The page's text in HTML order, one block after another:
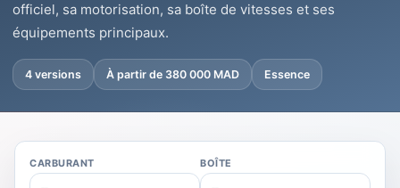
officiel, sa motorisation, sa boîte de vitesses et ses
équipements principaux.
4 versions À partir de 380 000 MAD Essence
CARBURANT BOÎTE